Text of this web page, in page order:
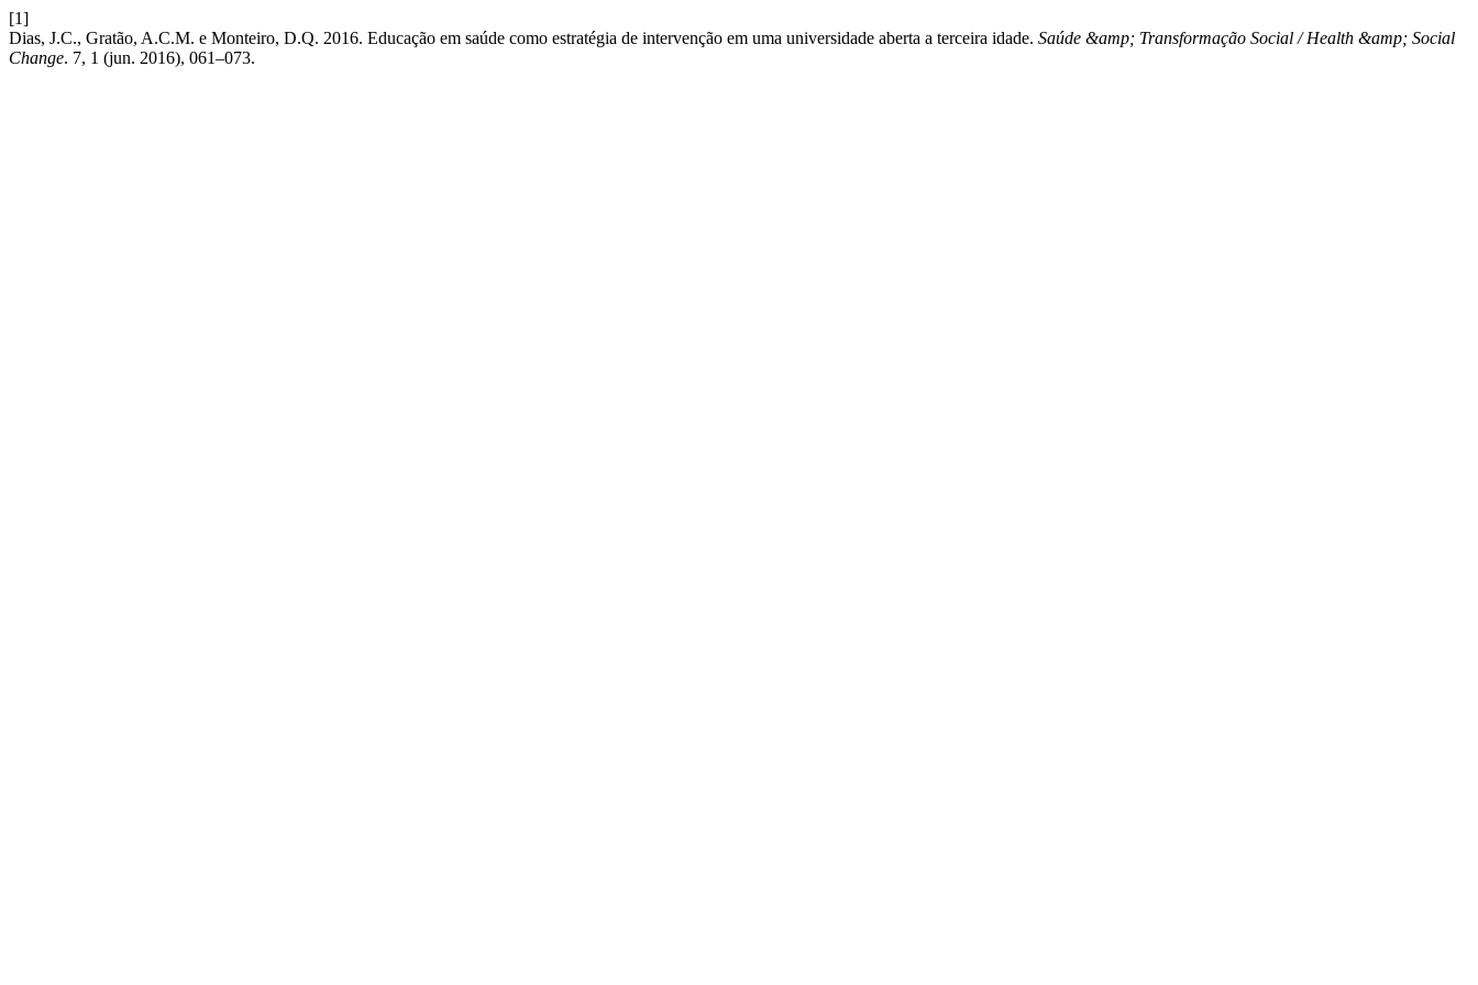
[1]
Dias, J.C., Gratão, A.C.M. e Monteiro, D.Q. 2016. Educação em saúde como estratégia de intervenção em uma universidade aberta a terceira idade. Saúde &amp; Transformação Social / Health &amp; Social
Change. 7, 1 (jun. 2016), 061–073.